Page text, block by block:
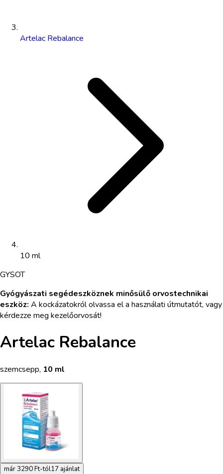
Artelac Rebalance
10 ml
GYSOT
Gyógyászati segédeszköznek minősülő orvostechnikai
eszköz: A kockázatokról olvassa el a használati útmutatót, vagy
kérdezze meg kezelőorvosát!
Artelac Rebalance
szemcsepp, 10 ml
már 3290 Ft-tól17 ajánlat